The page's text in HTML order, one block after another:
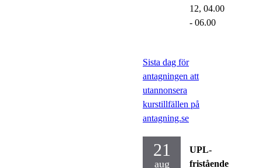
12, 04.00
- 06.00
Sista dag för
antagningen att
utannonsera
kurstillfällen på
antagning.se
21
aug
UPL-
fristående